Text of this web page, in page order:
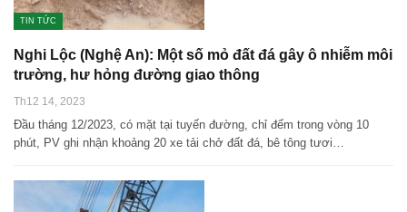
TIN TỨC
Nghi Lộc (Nghệ An): Một số mỏ đất đá gây ô nhiễm môi
trường, hư hỏng đường giao thông
Th12 14, 2023
Đầu tháng 12/2023, có mặt tại tuyến đường, chỉ đếm trong vòng 10
phút, PV ghi nhận khoảng 20 xe tải chở đất đá, bê tông tươi…